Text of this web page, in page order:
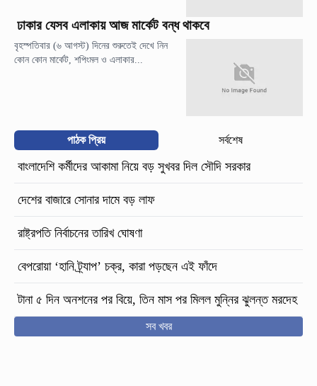
ঢাকার যেসব এলাকায় আজ মার্কেট বন্ধ থাকবে
বৃহস্পতিবার (৬ আগস্ট) দিনের শুরুতেই দেখে নিন
কোন কোন মার্কেট, শপিংমল ও এলাকার...
পাঠক প্রিয় সর্বশেষ
বাংলাদেশি কর্মীদের আকামা নিয়ে বড় সুখবর দিল সৌদি সরকার
দেশের বাজারে সোনার দামে বড় লাফ
রাষ্ট্রপতি নির্বাচনের তারিখ ঘোষণা
বেপরোয়া ‘হানি ট্র্যাপ’ চক্র, কারা পড়ছেন এই ফাঁদে
টানা ৫ দিন অনশনের পর বিয়ে, তিন মাস পর মিলল মুন্নির ঝুলন্ত মরদেহ
সব খবর